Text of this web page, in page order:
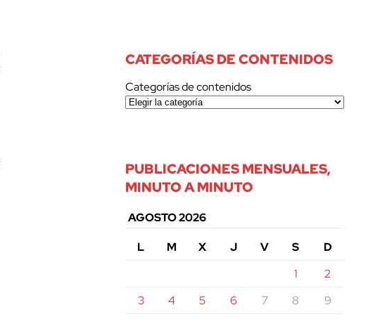
CATEGORÍAS DE CONTENIDOS
Categorías de contenidos
PUBLICACIONES MENSUALES,
MINUTO A MINUTO
AGOSTO 2026
L
M X J V S
D
1
2
3
4 5 6 7 8
9